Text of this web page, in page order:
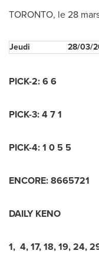
TORONTO, le 28
Jeudi 28/03/
PICK-2: 6 6
PICK-3: 4 7 1
PICK-4: 1 0 5 5
ENCORE: 8665721
DAILY KENO
1, 4, 17, 18, 19, 24,